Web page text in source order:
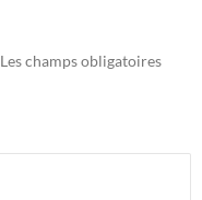
Les champs obligatoires